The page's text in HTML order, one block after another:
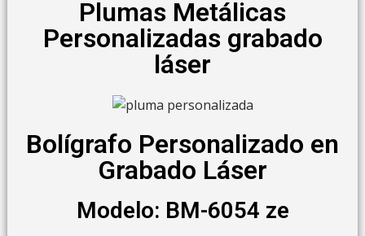
Plumas Metálicas
Personalizadas grabado
láser
Bolígrafo Personalizado en
Grabado Láser
Modelo: BM-6054 ze